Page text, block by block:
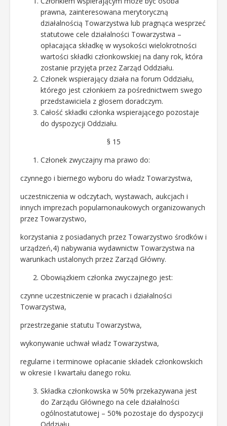
prawna, zainteresowana merytoryczną
działalnością Towarzystwa lub pragnąca wesprzeć
statutowe cele działalności Towarzystwa –
opłacająca składkę w wysokości wielokrotności
wartości składki członkowskiej na dany rok, która
zostanie przyjęta przez Zarząd Oddziału.
Członek wspierający działa na forum Oddziału,
którego jest członkiem za pośrednictwem swego
przedstawiciela z głosem doradczym.
Całość składki członka wspierającego pozostaje
do dyspozycji Oddziału.
§ 15
Członek zwyczajny ma prawo do:
czynnego i biernego wyboru do władz Towarzystwa,
uczestniczenia w odczytach, wystawach, aukcjach i
innych imprezach popularnonaukowych organizowanych
przez Towarzystwo,
korzystania z posiadanych przez Towarzystwo środków i
urządzeń,4) nabywania wydawnictw Towarzystwa na
warunkach ustalonych przez Zarząd Główny.
Obowiązkiem członka zwyczajnego jest:
czynne uczestniczenie w pracach i działalności
Towarzystwa,
przestrzeganie statutu Towarzystwa,
wykonywanie uchwał władz Towarzystwa,
regularne i terminowe opłacanie składek członkowskich
w okresie I kwartału danego roku.
Składka członkowska w 50% przekazywana jest
do Zarządu Głównego na cele działalności
ogólnostatutowej – 50% pozostaje do dyspozycji